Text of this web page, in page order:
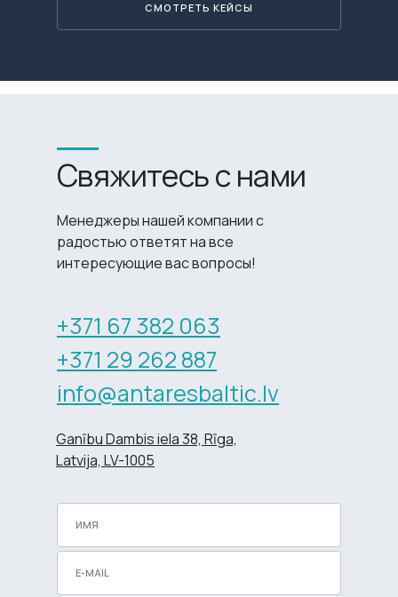
СМОТРЕТЬ КЕЙСЫ
Менеджеры нашей компании с
радостью ответят на все
интересующие вас вопросы!
Свяжитесь с нами
+371 67 382 063
+371 29 262 887
info@antaresbaltic.lv
Ganību Dambis iela 38, Rīga,
Latvija, LV-1005